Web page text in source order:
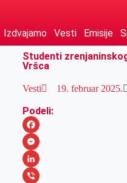
Izdvajamo Vesti Emisije
Studenti
Vršca
Vesti 19. februar 2025.
Podeli:
F
a
c
M
eL